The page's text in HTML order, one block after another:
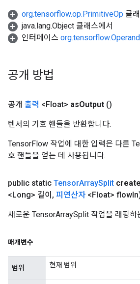
org.tensorflow.op.PrimitiveOp 클
java.lang.Object 클래스에서
인터페이스 org.tensorflow.Operand
공개 방법
공개 출력 <Float> asOutput ()
텐서의 기호 핸들을 반환합니다.
TensorFlow 작업에 대한 입력은 다른
호 핸들을 얻는 데 사용됩니다.
public static TensorArraySplit create
<Long> 길이 , 피연산자 <Float> flow
새로운 TensorArraySplit 작업을 래핑
매개변수
범위 현재 범위